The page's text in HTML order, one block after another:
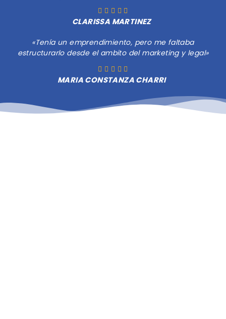
CLARISSA MARTINEZ
«Tenía un emprendimiento, pero me faltaba
estructurarlo desde el ambito del marketing y legal»
MARIA CONSTANZA CHARRI